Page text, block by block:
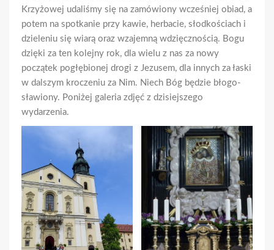
Krzyżowej udaliśmy się na zamówiony wcześniej obiad, a
potem na spotkanie przy kawie, herbacie, słodkościach i
dzieleniu się wiarą oraz wzajemną wdzięcznością. Bogu
dzięki za ten kolejny rok, dla wielu z nas za nowy
początek pogłębionej drogi z Jezusem, dla innych za łaski
w dalszym kroczeniu za Nim. Niech Bóg będzie błogo-
sławiony. Poniżej galeria zdjęć z dzisiejszego
wydarzenia.